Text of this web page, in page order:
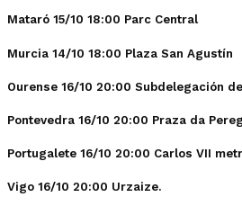
Mataró 15/10 18:00 Parc Central
Murcia 14/10 18:00 Plaza San Agustín
Ourense 16/10 20:00 Subdelegación
Pontevedra 16/10 20:00 Praza da
Portugalete 16/10 20:00 Carlos VII
Vigo 16/10 20:00 Urzaize.